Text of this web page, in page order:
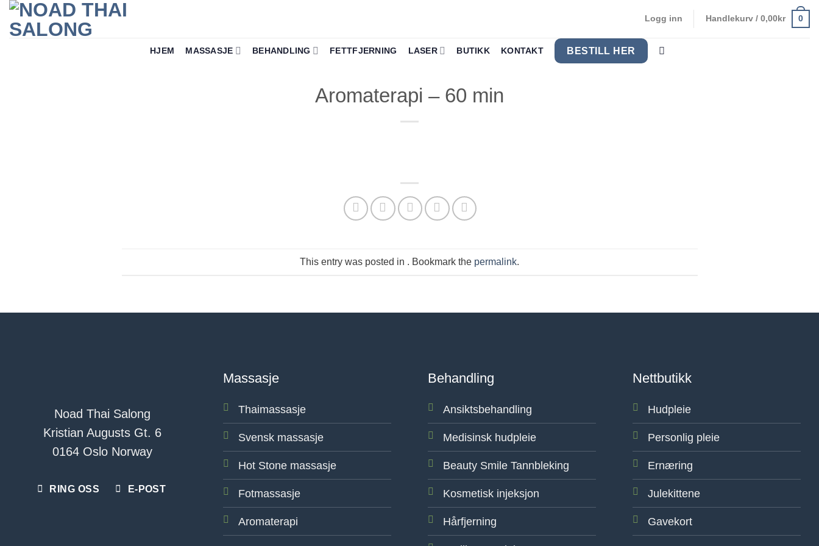
Skip
Logg inn Handlekurv / 0,00kr 0
HJEM MASSASJE BEHANDLING FETTFJERNING LASER BUTIKK KONTAKT BESTILL HER
Aromaterapi – 60 min
This entry was posted in . Bookmark the permalink.
Noad Thai Salong
Kristian Augusts Gt. 6
0164 Oslo Norway
RING OSS E-POST
Massasje
Thaimassasje
Svensk massasje
Hot Stone massasje
Fotmassasje
Aromaterapi
Behandling
Ansiktsbehandling
Medisinsk hudpleie
Beauty Smile Tannbleking
Kosmetisk injeksjon
Hårfjerning
Nettbutikk
Hudpleie
Personlig pleie
Ernæring
Julekittene
Gavekort